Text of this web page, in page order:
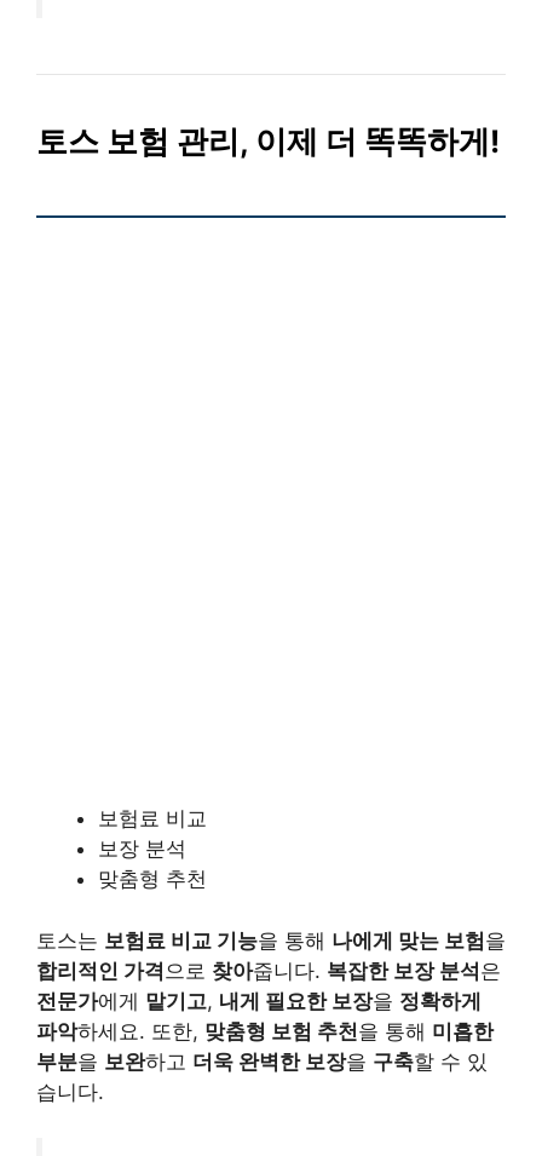
토스 보험 관리, 이제 더 똑똑하게!
보험료 비교
보장 분석
맞춤형 추천
토스는 보험료 비교 기능을 통해 나에게 맞는 보험을
합리적인 가격 으로 찾아줍니다. 복잡한 보장 분석은
전문가에게 맡기고, 내게 필요한 보장을 정확하게
파악하세요. 또한, 맞춤형 보험 추천을 통해 미흡한
부분을 보완하고 더욱 완벽한 보장을 구축할 수 있
습니다.